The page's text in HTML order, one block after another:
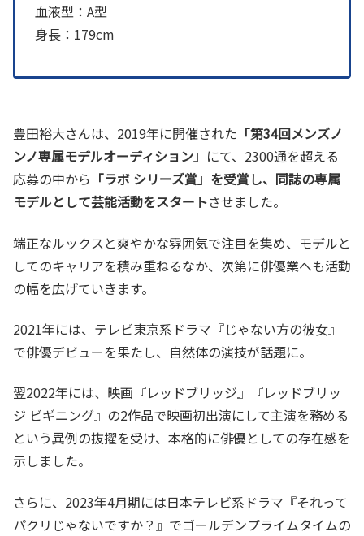
血液型：A型
身長：179cm
豊田裕大さんは、2019年に開催された 「第34回メンズノ
ンノ専属モデルオーディション」 にて、2300通を超える
応募の中から 「ラボ シリーズ賞」を受賞し、同誌の専属
モデルとして芸能活動をスタートさせました。
端正なルックスと爽やかな雰囲気で注目を集め、モデルと
してのキャリアを積み重ねるなか、次第に俳優業へも活動
の幅を広げていきます。
2021年には、テレビ東京系ドラマ『じゃない方の彼女』
で俳優デビューを果たし、自然体の演技が話題に。
翌2022年には、映画『レッドブリッジ』『レッドブリッ
ジ ビギニング』の2作品で映画初出演にして主演を務める
という異例の抜擢を受け、本格的に俳優としての存在感を
示しました。
さらに、2023年4月期には日本テレビ系ドラマ『それって
パクリじゃないですか？』でゴールデンプライムタイムの